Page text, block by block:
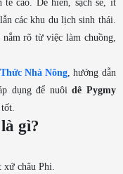
cao. Dê hiền, sạch sẽ, ít
các khu du lịch sinh thái.
rõ từ việc làm chuồng,
Nhà Nông, hướng dẫn
dụng để nuôidê Pygmy
gì?
châu Phi.